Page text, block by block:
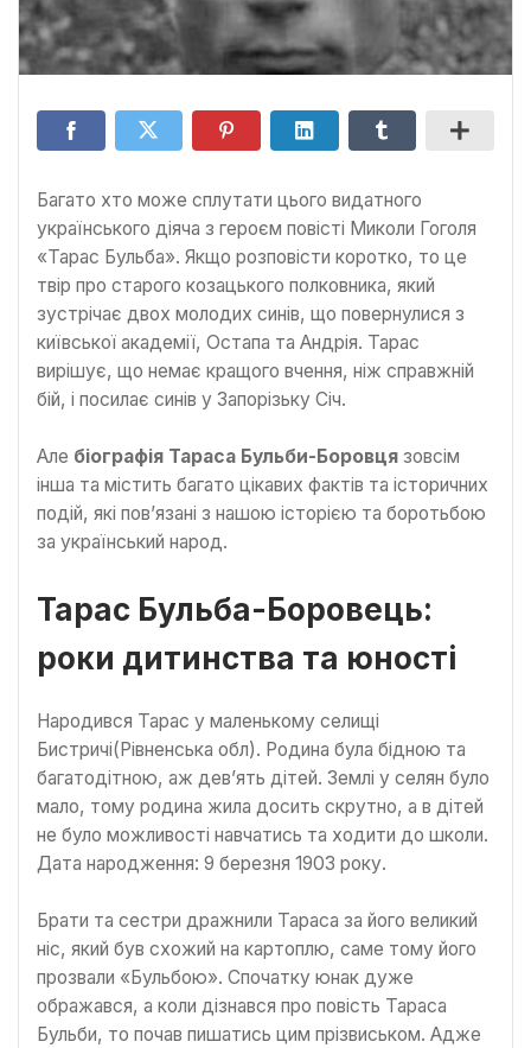
Багато хто може сплутати цього видатного
українського діяча з героєм повісті Миколи Гоголя
«Тарас Бульба». Якщо розповісти коротко, то це
твір про старого козацького полковника, який
зустрічає двох молодих синів, що повернулися з
київської академії, Остапа та Андрія. Тарас
вирішує, що немає кращого вчення, ніж справжній
бій, і посилає синів у Запорізьку Січ.
Але біографія Тараса Бульби-Боровця зовсім
інша та містить багато цікавих фактів та історичних
подій, які пов’язані з нашою історією та боротьбою
за український народ.
Тарас Бульба-Боровець:
роки дитинства та юності
Народився Тарас у маленькому селищі
Бистричі(Рівненська обл). Родина була бідною та
багатодітною, аж дев’ять дітей. Землі у селян було
мало, тому родина жила досить скрутно, а в дітей
не було можливості навчатись та ходити до школи.
Дата народження: 9 березня 1903 року.
Брати та сестри дражнили Тараса за його великий
ніс, який був схожий на картоплю, саме тому його
прозвали «Бульбою». Спочатку юнак дуже
ображався, а коли дізнався про повість Тараса
Бульби, то почав пишатись цим прізвиськом. Адже